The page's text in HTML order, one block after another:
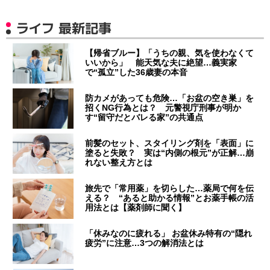
ライフ 最新記事
【帰省ブルー】「うちの親、気を使わなくて
いいから」 能天気な夫に絶望…義実家
で“孤立”した36歳妻の本音
防カメがあっても危険…「お盆の空き巣」を
招くNG行為とは？ 元警視庁刑事が明か
す“留守だとバレる家”の共通点
前髪のセット、スタイリング剤を「表面」に
塗ると失敗？ 実は“内側の根元”が正解…崩
れない整え方とは
旅先で「常用薬」を切らした…薬局で何を伝
える？ “あると助かる情報”とお薬手帳の活
用法とは【薬剤師に聞く】
「休みなのに疲れる」 お盆休み特有の“隠れ
疲労”に注意…3つの解消法とは